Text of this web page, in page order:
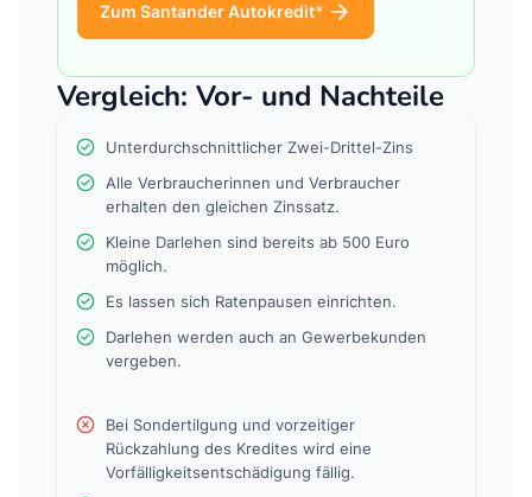
Zum Santander Autokredit
Vergleich: Vor- und Nachteile
Unterdurchschnittlicher Zwei-Drittel-Zins
Alle Verbraucherinnen und Verbraucher
erhalten den gleichen Zinssatz.
Kleine Darlehen sind bereits ab 500 Euro
möglich.
Es lassen sich Ratenpausen einrichten.
Darlehen werden auch an Gewerbekunden
vergeben.
Bei Sondertilgung und vorzeitiger
Rückzahlung des Kredites wird eine
Vorfälligkeitsentschädigung fällig.